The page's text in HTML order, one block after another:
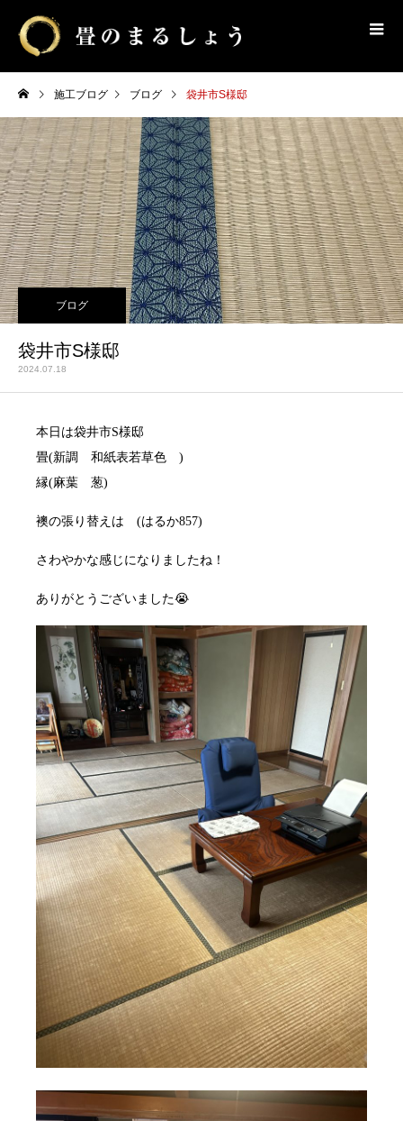
施工ブログ ブログ 袋井市S様邸
ブログ
袋井市S様邸
2024.07.18
本日は袋井市S様邸
畳(新調 和紙表若草色 )
縁(麻葉 葱)
襖の張り替えは (はるか857)
さわやかな感じになりましたね！
ありがとうございました😭